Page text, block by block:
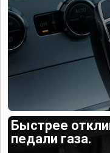
Быстрее
педали газа.